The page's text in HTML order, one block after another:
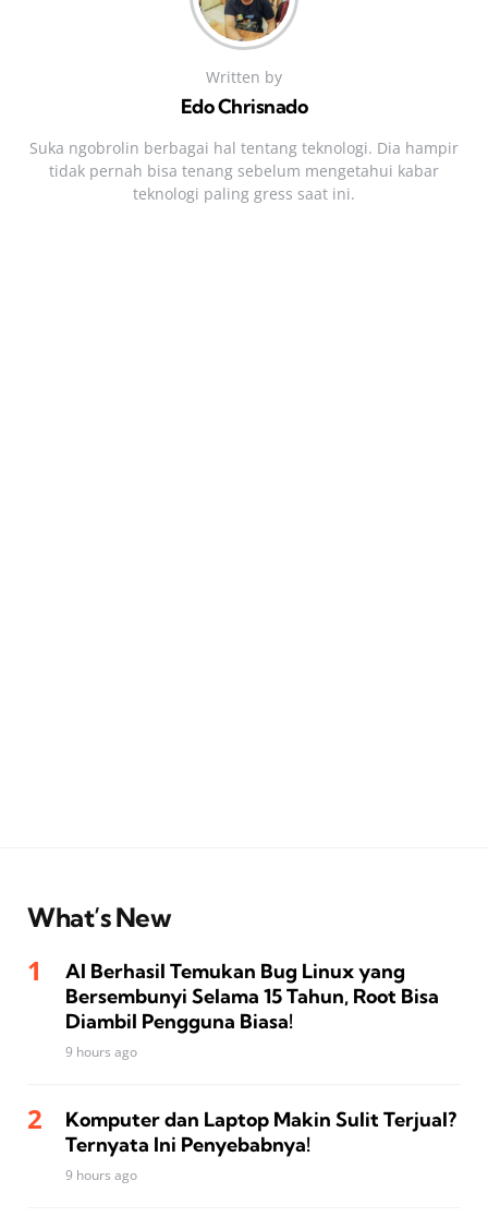
Written by
Edo Chrisnado
Suka ngobrolin berbagai hal tentang teknologi. Dia hampir
tidak pernah bisa tenang sebelum mengetahui kabar
teknologi paling gress saat ini.
What’s New
AI Berhasil Temukan Bug Linux yang
Bersembunyi Selama 15 Tahun, Root Bisa
Diambil Pengguna Biasa!
9 hours ago
Komputer dan Laptop Makin Sulit Terjual?
Ternyata Ini Penyebabnya!
9 hours ago